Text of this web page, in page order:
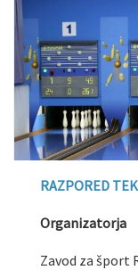
RAZPORED
Organizatorja
Zavod za šport